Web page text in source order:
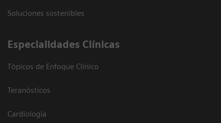
Soluciones sostenibles
Especialidades Clínicas
Tópicos de Enfoque Clínico
Teranósticos
Cardiología